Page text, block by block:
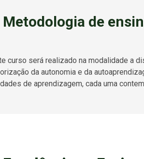
Metodologia de
curso será realizado na modalidade a
da autonomia e da
de aprendizagem, cada uma